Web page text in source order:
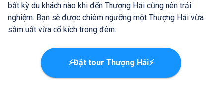
bất kỳ du khách nào khi đến Thượng Hải cũng nên trải
nghiệm. Bạn sẽ được chiêm ngưỡng một Thượng Hải vừa
sầm uất vừa cổ kích trong đêm.
⚡Đặt tour Thượng Hải⚡